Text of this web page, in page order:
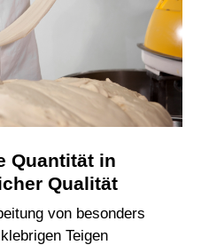
Quantität in
Qualität
von besonders
Teigen